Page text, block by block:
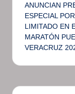
de
ANUNCIAN
ESPECIAL
LIMITADO EN
MARATÓN
VERACRUZ